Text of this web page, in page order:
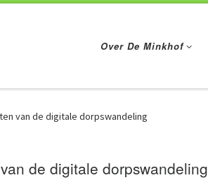
Over De Minkhof
van de digitale dorpswandeling
de digitale dorpswandeling